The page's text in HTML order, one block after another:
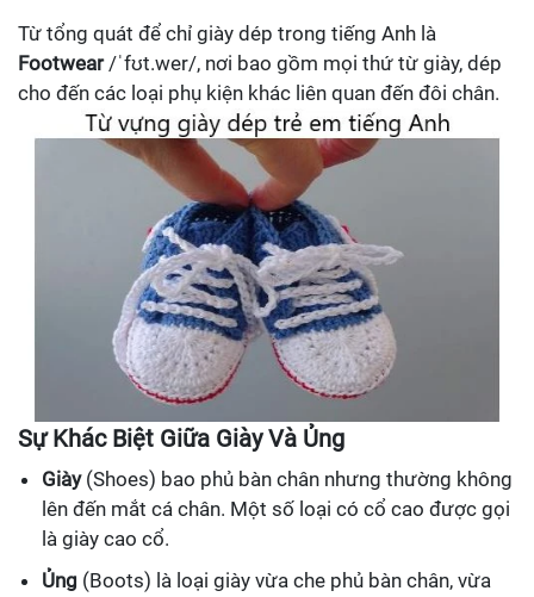
Từ tổng quát để chỉ giày dép trong tiếng Anh là
Footwear/ˈfʊt.wer/, nơi bao gồm mọi thứ từ giày, dép
cho đến các loại phụ kiện khác liên quan đến đôi chân.
Sự Khác Biệt Giữa Giày Và Ủng
Giày(Shoes) bao phủ bàn chân nhưng thường không
lên đến mắt cá chân. Một số loại có cổ cao được gọi
là giày cao cổ.
Ủng (Boots) là loại giày vừa che phủ bàn chân, vừa